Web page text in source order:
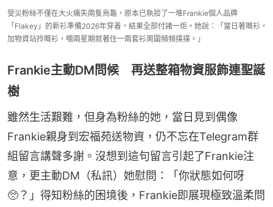
受災粉絲不僅在大火痛失兩隻烏龜，原本已執拾了一堆Frankie個人品牌
「Flakey」的新衫準備2026年穿着，結果全部付諸一炬。她說：「當日著嘅衫，
加物資站拎嘅衫，嗰兩星期就著住一兩套衫周圍頻頻撲撲。」
Frankie主動DM問候 再送整箱物資服飾連聖誕
樹
雖然生活艱難，但身為粉絲的她，當日見到偶像
Frankie親身到宏福苑送物資，仍不忘在Telegram群
組留言講聲多謝。沒想到這句留言引起了Frankie注
意，更主動DM（私訊）她慰問：「你狀態如何呀
🥺？」得知粉絲的困境後，Frankie即展現極致溫柔問